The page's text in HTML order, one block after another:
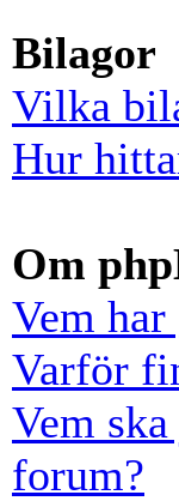
Bilagor
Vilka
Hur
Om
Vem
Varför
Vem
forum?